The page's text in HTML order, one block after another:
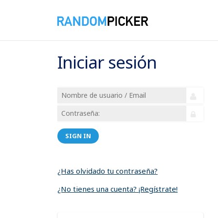
Iniciar sesión
SIGN IN
¿Has olvidado tu contraseña?
¿No tienes una cuenta? ¡Regístrate!